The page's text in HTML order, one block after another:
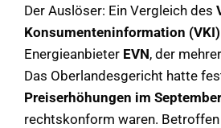
Der Auslöser: Ein Vergleich des
Konsumenteninformation (VKI)
Energieanbieter EVN, der
Das Oberlandesgericht hatte
Preiserhöhungen im
rechtskonform waren.